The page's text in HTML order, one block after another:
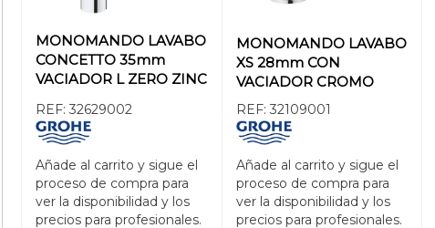
MONOMANDO LAVABO
CONCETTO 35mm
VACIADOR L ZERO ZINC
REF: 32629002
Añade al carrito y sigue el
proceso de compra para
ver la disponibilidad y los
precios para profesionales.
MONOMANDO LAVABO
XS 28mm CON
VACIADOR CROMO
REF: 32109001
Añade al carrito y sigue el
proceso de compra para
ver la disponibilidad y los
precios para profesionales.